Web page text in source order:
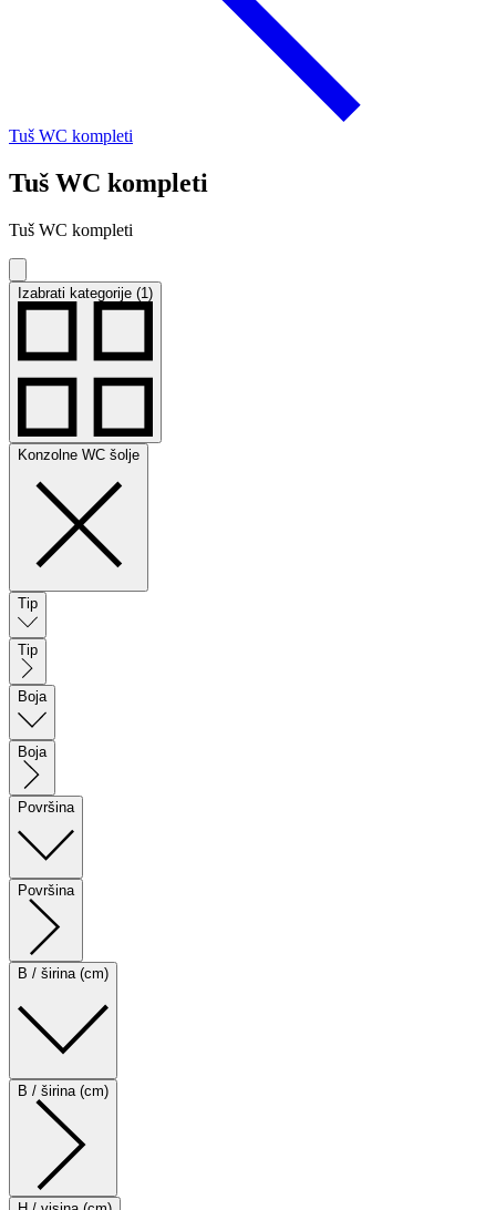
Tuš WC kompleti
Tuš WC kompleti
Tuš WC kompleti
Izabrati kategorije (1)
Konzolne WC šolje
Tip
Tip
Boja
Boja
Površina
Površina
B / širina (cm)
B / širina (cm)